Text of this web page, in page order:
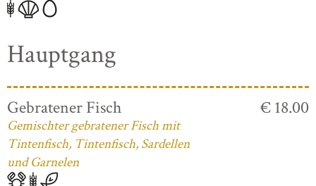
Hauptgang
Gebratener Fisch
Gemischter gebratener Fisch mit
Tintenfisch, Tintenfisch, Sardellen
und Garnelen
€ 18.00